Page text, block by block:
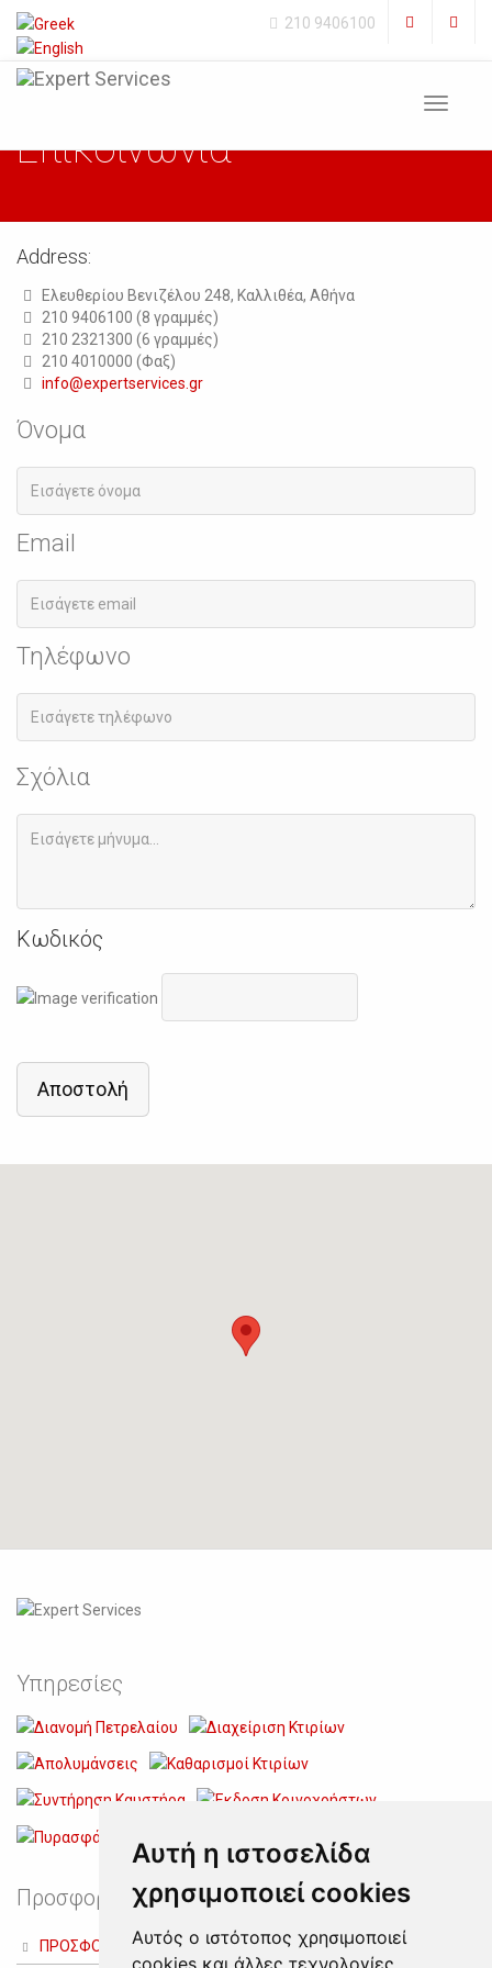
Αυτή η ιστοσελίδα
χρησιμοποιεί cookies
Αυτός ο ιστότοπος χρησιμοποιεί
cookies και άλλες τεχνολογίες
210 9406100
Toggle
Επικοινωνία
Address:
Ελευθερίου Βενιζέλου 248, Καλλιθέα, Αθήνα
210 9406100 (8 γραμμές)
210 2321300 (6 γραμμές)
210 4010000 (Φαξ)
info@expertservices.gr
Όνομα
Email
Τηλέφωνο
Σχόλια
Κωδικός
Αποστολή
Υπηρεσίες
Προσφορές
ΠΡΟΣΦΟΡΑ ΔΙΑΧΕΙΡΙΣΗΣ ΚΤΙΡΙΩΝ